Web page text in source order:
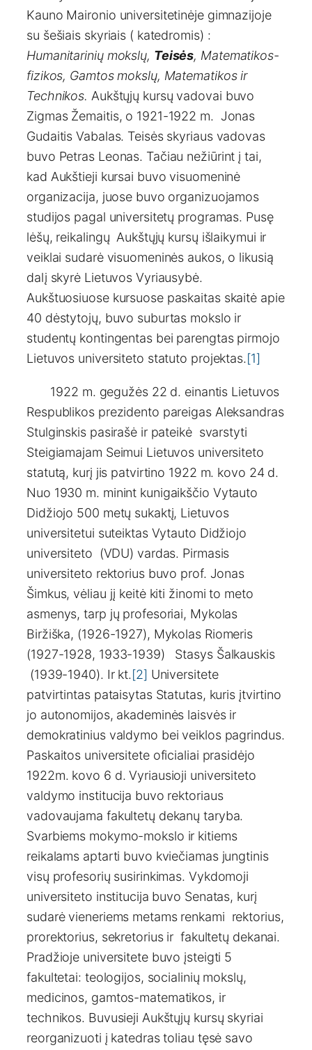
Kauno Maironio universitetinėje gimnazijoje
su šešiais skyriais ( katedromis) :
Humanitarinių mokslų, Teisės, Matematikos-
fizikos, Gamtos mokslų, Matematikos ir
Technikos. Aukštųjų kursų vadovai buvo
Zigmas Žemaitis, o 1921-1922 m. Jonas
Gudaitis Vabalas. Teisės skyriaus vadovas
buvo Petras Leonas. Tačiau nežiūrint į tai,
kad Aukštieji kursai buvo visuomeninė
organizacija, juose buvo organizuojamos
studijos pagal universitetų programas. Pusę
lėšų, reikalingų Aukštųjų kursų išlaikymui ir
veiklai sudarė visuomeninės aukos, o likusią
dalį skyrė Lietuvos Vyriausybė.
Aukštuosiuose kursuose paskaitas skaitė apie
40 dėstytojų, buvo suburtas mokslo ir
studentų kontingentas bei parengtas pirmojo
Lietuvos universiteto statuto projektas.[1]
1922 m. gegužės 22 d. einantis Lietuvos
Respublikos prezidento pareigas Aleksandras
Stulginskis pasirašė ir pateikė svarstyti
Steigiamajam Seimui Lietuvos universiteto
statutą, kurį jis patvirtino 1922 m. kovo 24 d.
Nuo 1930 m. minint kunigaikščio Vytauto
Didžiojo 500 metų sukaktį, Lietuvos
universitetui suteiktas Vytauto Didžiojo
universiteto (VDU) vardas. Pirmasis
universiteto rektorius buvo prof. Jonas
Šimkus, vėliau jį keitė kiti žinomi to meto
asmenys, tarp jų profesoriai, Mykolas
Biržiška, (1926-1927), Mykolas Riomeris
(1927-1928, 1933-1939) Stasys Šalkauskis
(1939-1940). Ir kt.[2] Universitete
patvirtintas pataisytas Statutas, kuris įtvirtino
jo autonomijos, akademinės laisvės ir
demokratinius valdymo bei veiklos pagrindus.
Paskaitos universitete oficialiai prasidėjo
1922m. kovo 6 d. Vyriausioji universiteto
valdymo institucija buvo rektoriaus
vadovaujama fakultetų dekanų taryba.
Svarbiems mokymo-mokslo ir kitiems
reikalams aptarti buvo kviečiamas jungtinis
visų profesorių susirinkimas. Vykdomoji
universiteto institucija buvo Senatas, kurį
sudarė vieneriems metams renkami rektorius,
prorektorius, sekretorius ir fakultetų dekanai.
Pradžioje universitete buvo įsteigti 5
fakultetai: teologijos, socialinių mokslų,
medicinos, gamtos-matematikos, ir
technikos. Buvusieji Aukštųjų kursų skyriai
reorganizuoti į katedras toliau tęsė savo